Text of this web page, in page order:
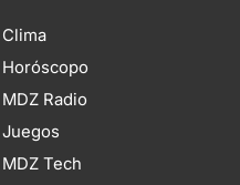
Clima
Horóscopo
MDZ Radio
Juegos
MDZ Tech